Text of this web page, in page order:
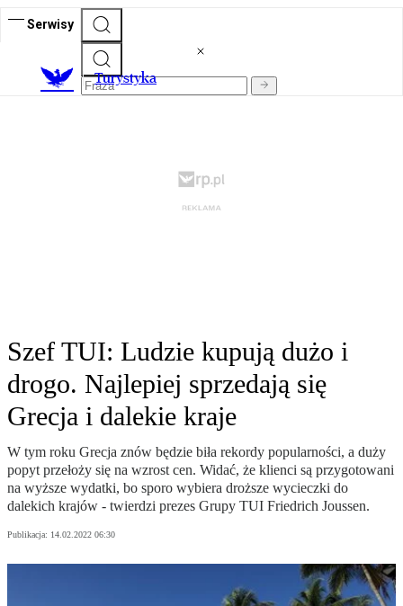
Serwisy
Turystyka
Szef TUI: Ludzie kupują dużo i
drogo. Najlepiej sprzedają się
Grecja i dalekie kraje
W tym roku Grecja znów będzie biła rekordy popularności, a duży
popyt przełoży się na wzrost cen. Widać, że klienci są przygotowani
na wyższe wydatki, bo sporo wybiera droższe wycieczki do
dalekich krajów - twierdzi prezes Grupy TUI Friedrich Joussen.
Publikacja: 14.02.2022 06:30